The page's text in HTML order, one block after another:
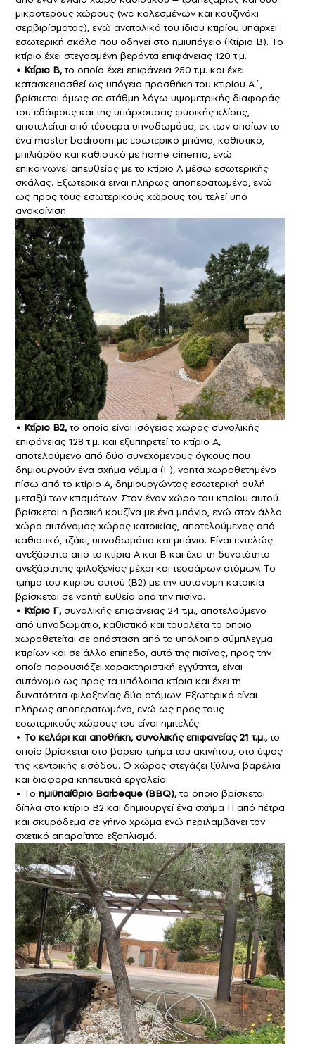
μικρότερους χώρους (wc καλεσμένων και κουζινάκι
σερβιρίσματος), ενώ ανατολικά του ίδιου κτιρίου υπάρχει
εσωτερική σκάλα που οδηγεί στο ημιυπόγειο (Κτίριο Β). Το
κτίριο έχει στεγασμένη βεράντα επιφάνειας 120 τ.μ.
• Κτίριο Β,το οποίο έχει επιφάνεια 250 τ.μ. και έχει
κατασκευασθεί ως υπόγεια προσθήκη του κτιρίου Α΄,
βρίσκεται όμως σε στάθμη λόγω υψομετρικής διαφοράς
του εδάφους και της υπάρχουσας φυσικής κλίσης,
αποτελείται από τέσσερα υπνοδωμάτια, εκ των οποίων το
ένα master bedroom με εσωτερικό μπάνιο, καθιστικό,
μπιλιάρδο και καθιστικό με home cinema, ενώ
επικοινωνεί απευθείας με το κτίριο Α μέσω εσωτερικής
σκάλας. Εξωτερικά είναι πλήρως αποπερατωμένο, ενώ
ως προς τους εσωτερικούς χώρους του τελεί υπό
ανακαίνιση.
• Κτίριο Β2,το οποίο είναι ισόγειος χώρος συνολικής
επιφάνειας 128 τ.μ. και εξυπηρετεί το κτίριο Α,
αποτελούμενο από δύο συνεχόμενους όγκους που
δημιουργούν ένα σχήμα γάμμα (Γ), νοητά χωροθετημένο
πίσω από το κτίριο Α, δημιουργώντας εσωτερική αυλή
μεταξύ των κτισμάτων. Στον έναν χώρο του κτιρίου αυτού
βρίσκεται η βασική κουζίνα με ένα μπάνιο, ενώ στον άλλο
χώρο αυτόνομος χώρος κατοικίας, αποτελούμενος από
καθιστικό, τζάκι, υπνοδωμάτιο και μπάνιο. Είναι εντελώς
ανεξάρτητο από τα κτίρια Α και Β και έχει τη δυνατότητα
ανεξάρτητης φιλοξενίας μέχρι και τεσσάρων ατόμων. Το
τμήμα του κτιρίου αυτού (Β2) με την αυτόνομη κατοικία
βρίσκεται σε νοητή ευθεία από την πισίνα.
• Κτίριο Γ,συνολικής επιφάνειας 24 τ.μ., αποτελούμενο
από υπνοδωμάτιο, καθιστικό και τουαλέτα το οποίο
χωροθετείται σε απόσταση από το υπόλοιπο σύμπλεγμα
κτιρίων και σε άλλο επίπεδο, αυτό της πισίνας, προς την
οποία παρουσιάζει χαρακτηριστική εγγύτητα, είναι
αυτόνομο ως προς τα υπόλοιπα κτίρια και έχει τη
δυνατότητα φιλοξενίας δύο ατόμων. Εξωτερικά είναι
πλήρως αποπερατωμένο, ενώ ως προς τους
εσωτερικούς χώρους του είναι ημιτελές.
• Το κελάρι και αποθήκη, συνολικής επιφανείας 21 τ.μ.,το
οποίο βρίσκεται στο βόρειο τμήμα του ακινήτου, στο ύψος
της κεντρικής εισόδου. Ο χώρος στεγάζει ξύλινα βαρέλια
και διάφορα κηπευτικά εργαλεία.
• Το ημιϋπαίθριο Barbeque (BBQ),το οποίο βρίσκεται
δίπλα στο κτίριο Β2 και δημιουργεί ένα σχήμα Π από πέτρα
και σκυρόδεμα σε γήινο χρώμα ενώ περιλαμβάνει τον
σχετικό απαραίτητο εξοπλισμό.